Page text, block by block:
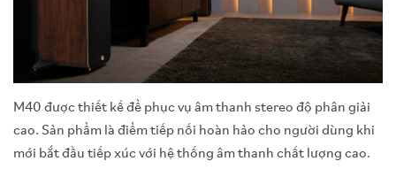
M40 được thiết kế để phục vụ âm thanh stereo độ phân giải
cao. Sản phẩm là điểm tiếp nối hoàn hảo cho người dùng khi
mới bắt đầu tiếp xúc với hệ thống âm thanh chất lượng cao.